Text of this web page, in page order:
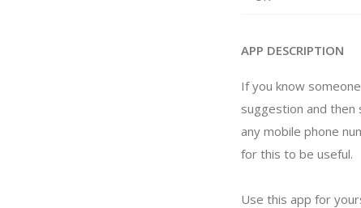
APP DESCRIPTION
If you know
suggestion and
any mobile phone
for this to be useful.
Use this app for